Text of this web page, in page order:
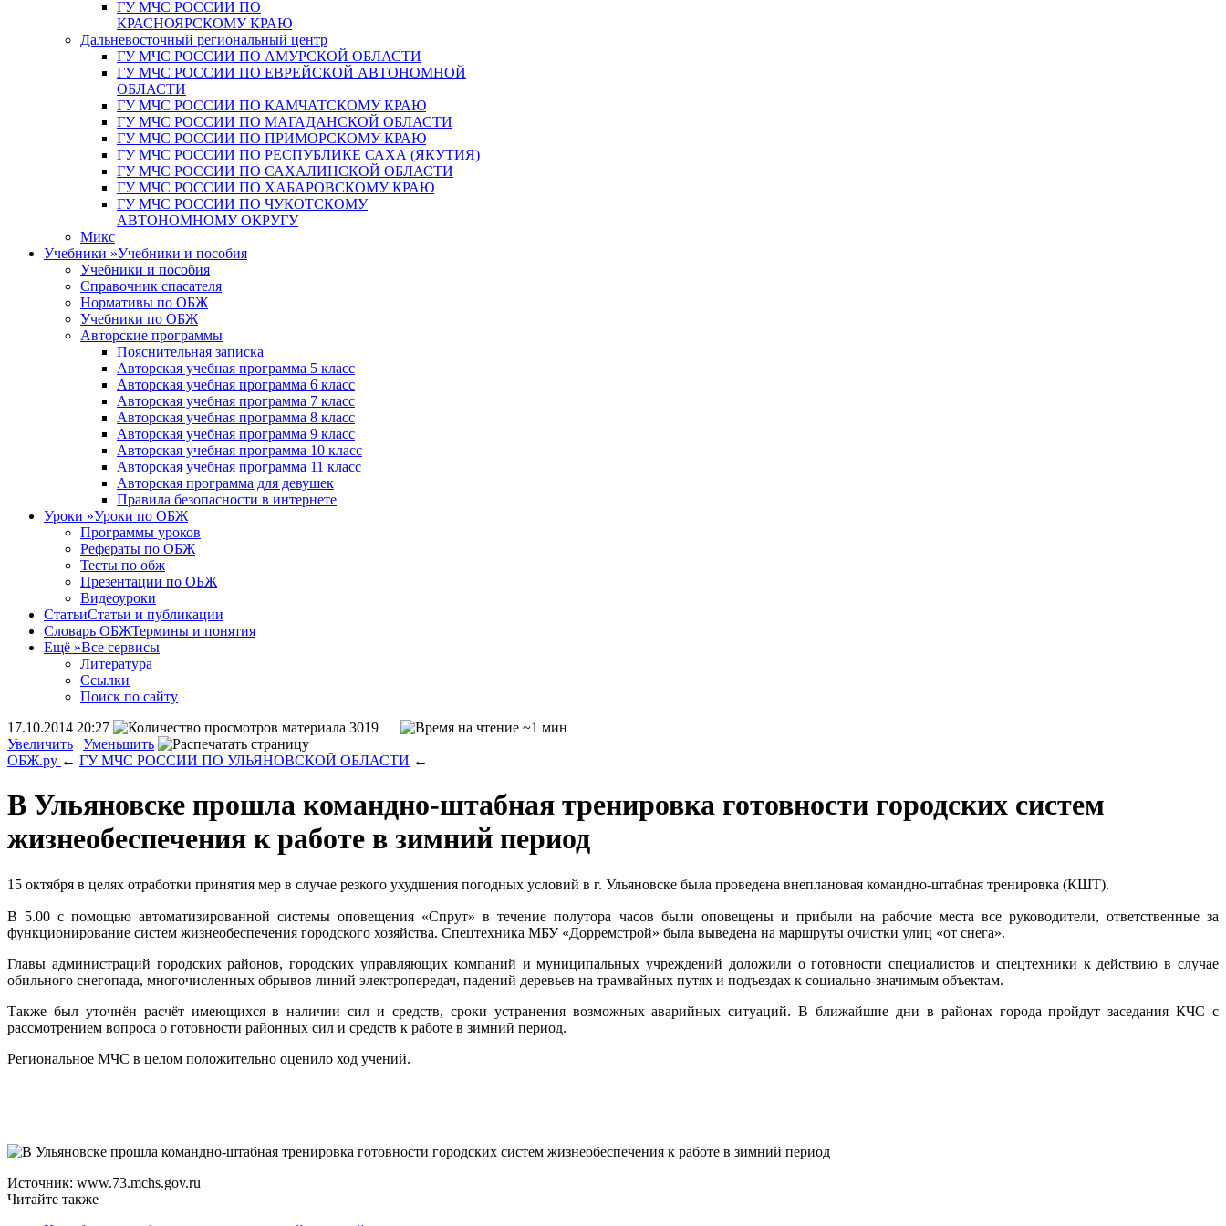
ГУ МЧС РОССИИ ПО
КРАСНОЯРСКОМУ КРАЮ
Дальневосточный региональный центр
ГУ МЧС РОССИИ ПО АМУРСКОЙ ОБЛАСТИ
ГУ МЧС РОССИИ ПО ЕВРЕЙСКОЙ АВТОНОМНОЙ
ОБЛАСТИ
ГУ МЧС РОССИИ ПО КАМЧАТСКОМУ КРАЮ
ГУ МЧС РОССИИ ПО МАГАДАНСКОЙ ОБЛАСТИ
ГУ МЧС РОССИИ ПО ПРИМОРСКОМУ КРАЮ
ГУ МЧС РОССИИ ПО РЕСПУБЛИКЕ САХА (ЯКУТИЯ)
ГУ МЧС РОССИИ ПО САХАЛИНСКОЙ ОБЛАСТИ
ГУ МЧС РОССИИ ПО ХАБАРОВСКОМУ КРАЮ
ГУ МЧС РОССИИ ПО ЧУКОТСКОМУ
АВТОНОМНОМУ ОКРУГУ
Микс
Учебники »Учебники и пособия
Учебники и пособия
Справочник спасателя
Нормативы по ОБЖ
Учебники по ОБЖ
Авторские программы
Пояснительная записка
Авторская учебная программа 5 класс
Авторская учебная программа 6 класс
Авторская учебная программа 7 класс
Авторская учебная программа 8 класс
Авторская учебная программа 9 класс
Авторская учебная программа 10 класс
Авторская учебная программа 11 класс
Авторская программа для девушек
Правила безопасности в интернете
Уроки »Уроки по ОБЖ
Программы уроков
Рефераты по ОБЖ
Тесты по обж
Презентации по ОБЖ
Видеоуроки
СтатьиСтатьи и публикации
Словарь ОБЖТермины и понятия
Ещё »Все сервисы
Литература
Ссылки
Поиск по сайту
17.10.2014 20:27
3019
~1 мин
Увеличить | Уменьшить
ОБЖ.ру ← ГУ МЧС РОССИИ ПО УЛЬЯНОВСКОЙ ОБЛАСТИ ←
В Ульяновске прошла командно-штабная тренировка готовности городских систем
жизнеобеспечения к работе в зимний период
15 октября в целях отработки принятия мер в случае резкого ухудшения погодных условий в г. Ульяновске была проведена внеплановая командно-штабная тренировка (КШТ).
В 5.00 с помощью автоматизированной системы оповещения «Спрут» в течение полутора часов были оповещены и прибыли на рабочие места все руководители, ответственные за
функционирование систем жизнеобеспечения городского хозяйства. Спецтехника МБУ «Дорремстрой» была выведена на маршруты очистки улиц «от снега».
Главы администраций городских районов, городских управляющих компаний и муниципальных учреждений доложили о готовности специалистов и спецтехники к действию в случае
обильного снегопада, многочисленных обрывов линий электропередач, падений деревьев на трамвайных путях и подъездах к социально-значимым объектам.
Также был уточнён расчёт имеющихся в наличии сил и средств, сроки устранения возможных аварийных ситуаций. В ближайшие дни в районах города пройдут заседания КЧС с
рассмотрением вопроса о готовности районных сил и средств к работе в зимний период.
Региональное МЧС в целом положительно оценило ход учений.
Источник: www.73.mchs.gov.ru
Читайте также